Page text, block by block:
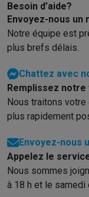
Besoin d’aide?
Envoyez-nous un
Notre équipe est
plus brefs délais.
Chattez avec
Remplissez
Nous traitons votre
plus rapidement
Envoyez-nous
Appelez le
Nous sommes
à 18 h et le samedi